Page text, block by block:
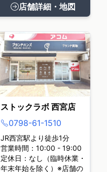
店舗詳細・地図
ストックラボ 西宮店
0798-61-1510
JR西宮駅より徒歩1分
営業時間：10:00 - 19:00
定休日：なし（臨時休業・
年末年始を除く）※店舗の